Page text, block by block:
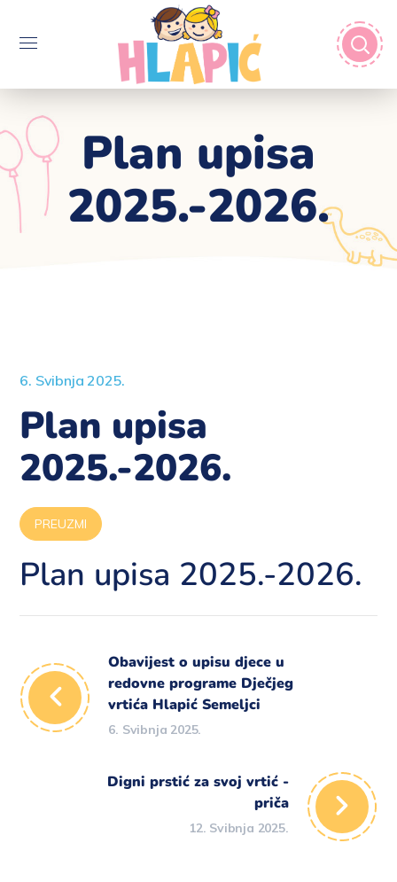
Plan upisa
2025.-2026.
6. Svibnja 2025.
Plan upisa
2025.-2026.
PREUZMI
Plan upisa 2025.-2026.
Obavijest o upisu djece u
redovne programe Dječjeg
vrtića Hlapić Semeljci
6. Svibnja 2025.
Digni prstić za svoj vrtić -
priča
12. Svibnja 2025.